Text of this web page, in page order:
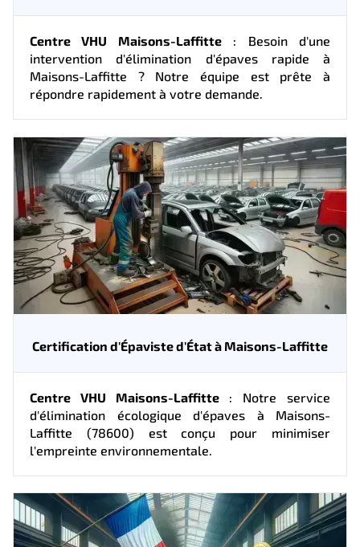
Centre VHU Maisons-Laffitte: Besoin d'une
intervention d'élimination d'épaves rapide à
Maisons-Laffitte ? Notre équipe est prête à
répondre rapidement à votre demande.
Certification d'Épaviste d'État à Maisons-Laffitte
Centre VHU Maisons-Laffitte: Notre service
d'élimination écologique d'épaves à Maisons-
Laffitte (78600) est conçu pour minimiser
l'empreinte environnementale.